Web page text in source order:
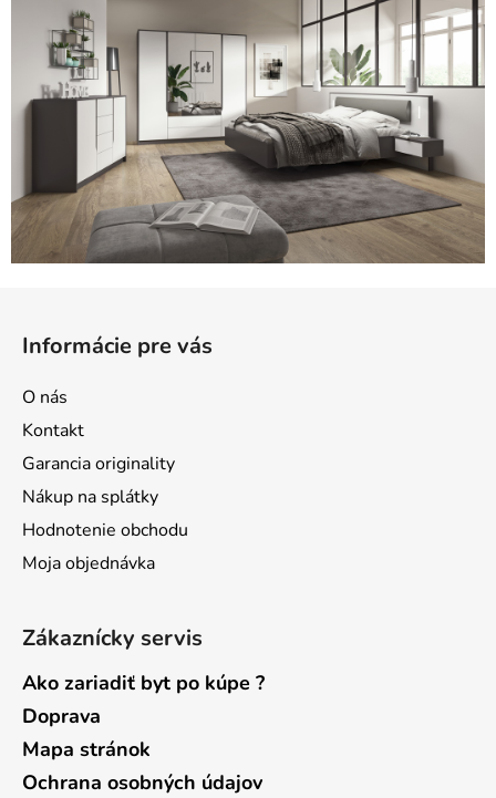
Informácie pre vás
O nás
Kontakt
Garancia originality
Nákup na splátky
Hodnotenie obchodu
Moja objednávka
Zákaznícky servis
Ako zariadiť byt po kúpe ?
Doprava
Mapa stránok
Ochrana osobných údajov